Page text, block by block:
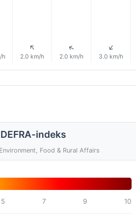
h
↑
2.0 km/h
↑
2.0 km/h
↑
3.0 km/h
indeks
Food & Rural Affairs
5 7 9 10